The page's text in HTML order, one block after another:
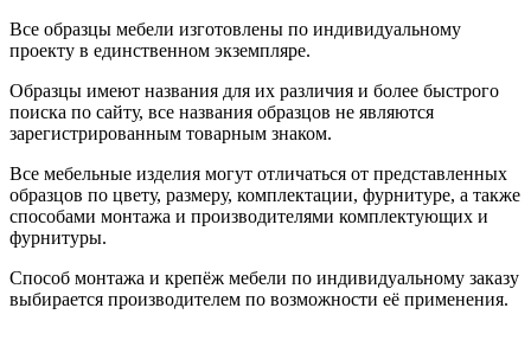
Все образцы мебели изготовлены по индивидуальному
проекту в единственном экземпляре.
Образцы имеют названия для их различия и более быстрого
поиска по сайту, все названия образцов не являются
зарегистрированным товарным знаком.
Все мебельные изделия могут отличаться от представленных
образцов по цвету, размеру, комплектации, фурнитуре, а также
способами монтажа и производителями комплектующих и
фурнитуры.
Способ монтажа и крепёж мебели по индивидуальному заказу
выбирается производителем по возможности её применения.